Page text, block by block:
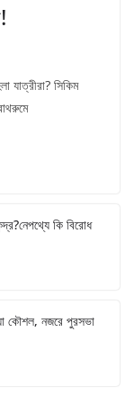
যাত্রীরা? সিকিম
কি বিরোধ
কৌশল, নজরে পুরসভা